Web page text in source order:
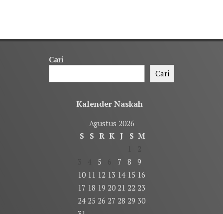
Cari
Cari
Kalender Naskah
Agustus 2026
S
S R K J S M
5 7 8
9
10 11 12 13 14 15 16
17 18 19 20 21 22 23
24 25 26 27 28 29 30